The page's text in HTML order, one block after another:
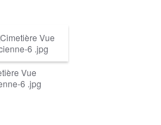
Vue
6 .jpg